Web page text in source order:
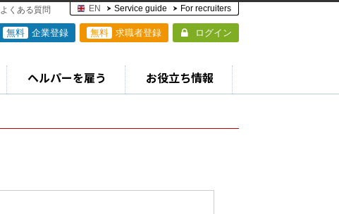
よくある質問
無料 企業登録 無料 求職者登録 ログイン
EN Service guide For recruiters
ヘルパーを雇う お役立ち情報